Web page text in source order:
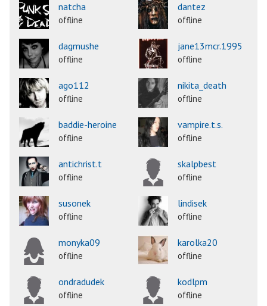
natcha
offline
dantez
offline
dagmushe
offline
jane13mcr.1995
offline
ago112
offline
nikita_death
offline
baddie-heroine
offline
vampire.t.s.
offline
antichrist.t
offline
skalpbest
offline
susonek
offline
lindisek
offline
monyka09
offline
karolka20
offline
ondradudek
offline
kodlpm
offline